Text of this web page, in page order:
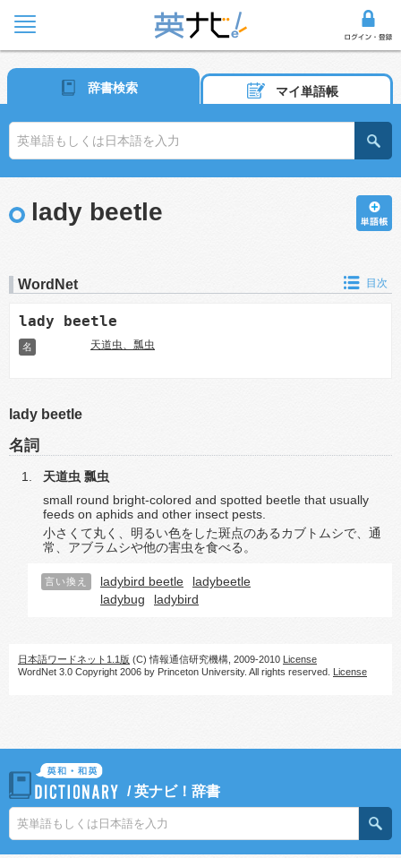
辞書検索 マイ単語帳
lady beetle
WordNet 目次
lady beetle
名 天道虫、瓢虫
lady beetle
名詞
天道虫 瓢虫
small round bright-colored and spotted beetle that usually
feeds on aphids and other insect pests.
小さくて丸く、明るい色をした斑点のあるカブトムシで、通
常、アブラムシや他の害虫を食べる。
言い換え ladybird beetle
ladybeetle
ladybug
ladybird
日本語ワードネット1.1版 (C) 情報通信研究機構, 2009-2010 License
WordNet 3.0 Copyright 2006 by Princeton University. All rights reserved. License
/英ナビ！辞書